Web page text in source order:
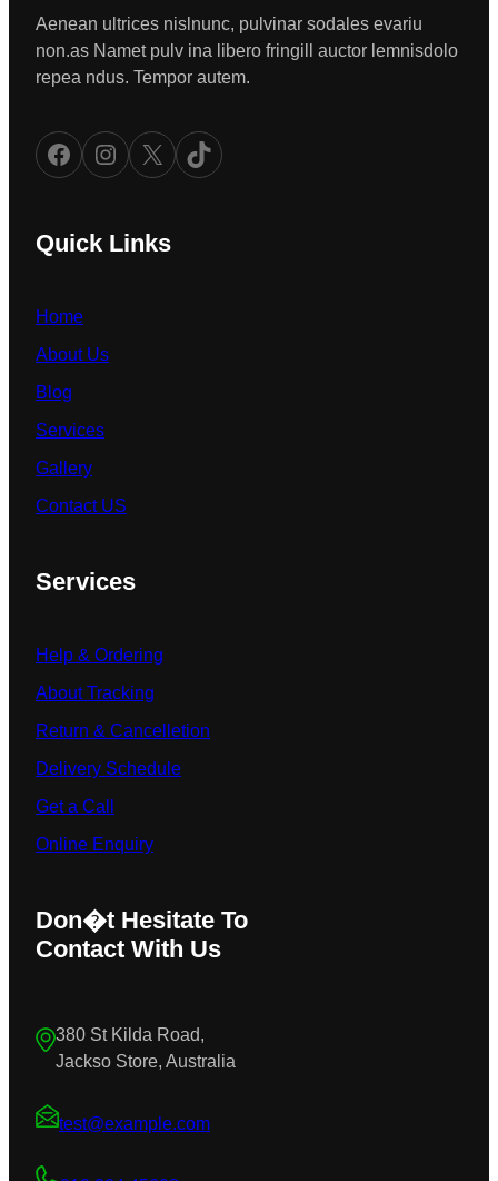
Aenean ultrices nislnunc, pulvinar sodales evariu
non.as Namet pulv ina libero fringill auctor lemnisdolo
repea ndus. Tempor autem.
Facebook Instagram X TikTok
Quick Links
Home
About Us
Blog
Services
Gallery
Contact US
Services
Help & Ordering
About Tracking
Return & Cancelletion
Delivery Schedule
Get a Call
Online Enquiry
Don�t Hesitate To
Contact With Us
380 St Kilda Road,
Jackso Store, Australia
test@example.com